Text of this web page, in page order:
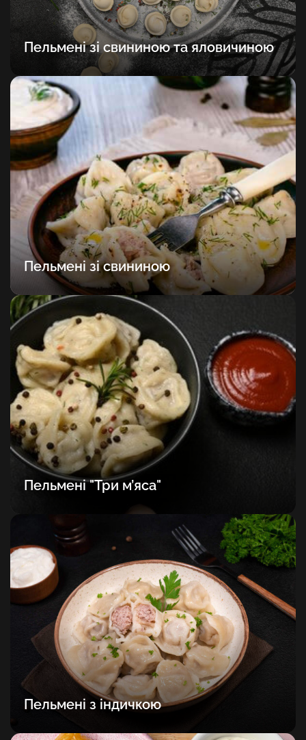
Пельмені зі свининою та яловичиною
Пельмені зі свининою
Пельмені "Три м’яса"
Пельмені з індичкою